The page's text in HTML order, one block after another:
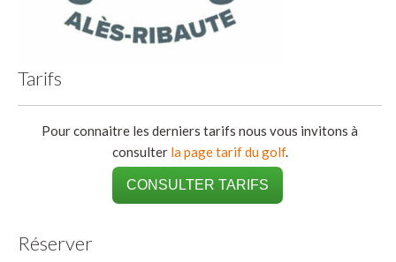
Tarifs
Pour connaitre les derniers tarifs nous vous invitons à
consulter la page tarif du golf.
CONSULTER TARIFS
Réserver